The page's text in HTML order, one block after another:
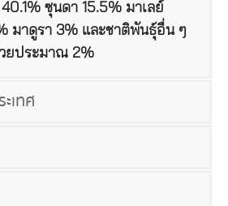
ซุนดา 15.5% มาเลย์
มาดูรา 3% และชาติพันธุ์อื่น ๆ
ยประมาณ 2%
เทศ